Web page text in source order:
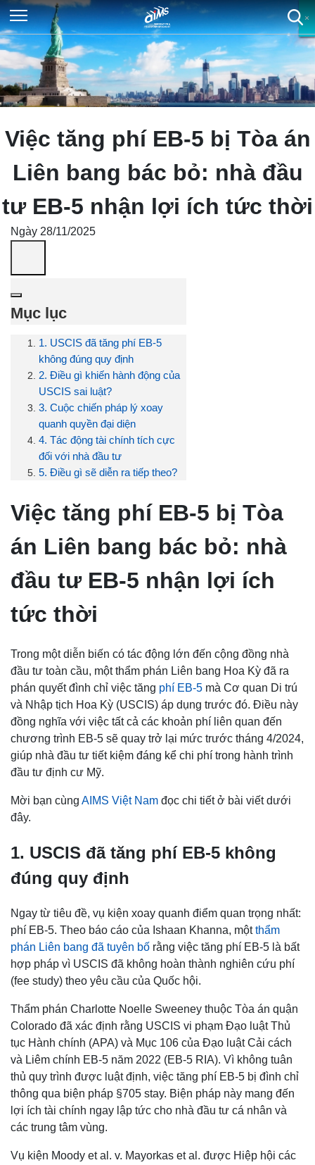
Việc tăng phí EB-5 bị Tòa án
Liên bang bác bỏ: nhà đầu
tư EB-5 nhận lợi ích tức thời
Ngày 28/11/2025
Mục lục
1. USCIS đã tăng phí EB-5
không đúng quy định
2. Điều gì khiến hành động của
USCIS sai luật?
3. Cuộc chiến pháp lý xoay
quanh quyền đại diện
4. Tác động tài chính tích cực
đối với nhà đầu tư
5. Điều gì sẽ diễn ra tiếp theo?
Việc tăng phí EB-5 bị Tòa
án Liên bang bác bỏ: nhà
đầu tư EB-5 nhận lợi ích
tức thời
Trong một diễn biến có tác động lớn đến cộng đồng nhà
đầu tư toàn cầu, một thẩm phán Liên bang Hoa Kỳ đã ra
phán quyết đình chỉ việc tăng phí EB-5 mà Cơ quan Di trú
và Nhập tịch Hoa Kỳ (USCIS) áp dụng trước đó. Điều này
đồng nghĩa với việc tất cả các khoản phí liên quan đến
chương trình EB-5 sẽ quay trở lại mức trước tháng 4/2024,
giúp nhà đầu tư tiết kiệm đáng kể chi phí trong hành trình
đầu tư định cư Mỹ.
Mời bạn cùng AIMS Việt Nam đọc chi tiết ở bài viết dưới
đây.
1. USCIS đã tăng phí EB-5 không
đúng quy định
Ngay từ tiêu đề, vụ kiện xoay quanh điểm quan trọng nhất:
phí EB-5. Theo báo cáo của Ishaan Khanna, mộtthẩm
phán Liên bang đã tuyên bố rằng việc tăng phí EB-5 là bất
hợp pháp vì USCIS đã không hoàn thành nghiên cứu phí
(fee study) theo yêu cầu của Quốc hội.
Thẩm phán Charlotte Noelle Sweeney thuộc Tòa án quận
Colorado đã xác định rằng USCIS vi phạm Đạo luật Thủ
tục Hành chính (APA) và Mục 106 của Đạo luật Cải cách
và Liêm chính EB-5 năm 2022 (EB-5 RIA). Vì không tuân
thủ quy trình được luật định, việc tăng phí EB-5 bị đình chỉ
thông qua biện pháp §705 stay. Biện pháp này mang đến
lợi ích tài chính ngay lập tức cho nhà đầu tư cá nhân và
các trung tâm vùng.
Vụ kiện Moody et al. v. Mayorkas et al. được Hiệp hội các
×
×
×
×